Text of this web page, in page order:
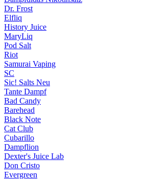
Dr. Frost
Elfliq
History Juice
MaryLiq
Pod Salt
Riot
Samurai Vaping
SC
Sic! Salts Neu
Tante Dampf
Bad Candy
Barehead
Black Note
Cat Club
Cubarillo
Dampflion
Dexter's Juice Lab
Don Cristo
Evergreen